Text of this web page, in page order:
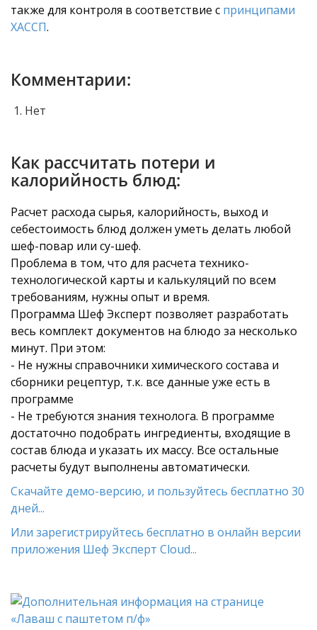
также для контроля в соответствие с принципами
ХАССП.
Комментарии:
Нет
Как рассчитать потери и
калорийность блюд:
Расчет расхода сырья, калорийность, выход и
себестоимость блюд должен уметь делать любой
шеф-повар или су-шеф.
Проблема в том, что для расчета технико-
технологической карты и калькуляций по всем
требованиям, нужны опыт и время.
Программа Шеф Эксперт позволяет разработать
весь комплект документов на блюдо за несколько
минут. При этом:
- Не нужны справочники химического состава и
сборники рецептур, т.к. все данные уже есть в
программе
- Не требуются знания технолога. В программе
достаточно подобрать ингредиенты, входящие в
состав блюда и указать их массу. Все остальные
расчеты будут выполнены автоматически.
Скачайте демо-версию, и пользуйтесь бесплатно 30
дней...
Или зарегистрируйтесь бесплатно в онлайн версии
приложения Шеф Эксперт Cloud...